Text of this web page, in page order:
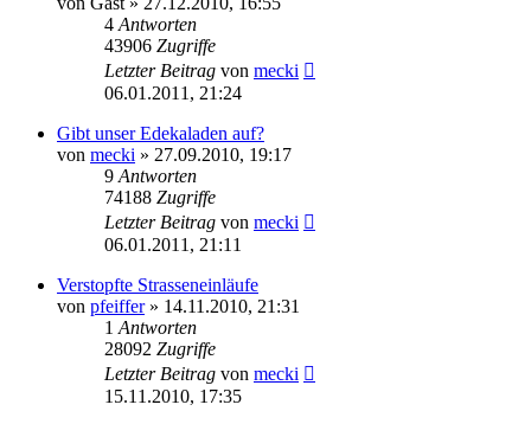
4 Antworten
43906 Zugriffe
Letzter Beitrag von mecki
06.01.2011, 21:24
Gibt unser Edekaladen auf?
von mecki » 27.09.2010, 19:17
9 Antworten
74188 Zugriffe
Letzter Beitrag von mecki
06.01.2011, 21:11
Verstopfte Strasseneinläufe
von pfeiffer» 14.11.2010, 21:31
1 Antworten
28092 Zugriffe
Letzter Beitrag von mecki
15.11.2010, 17:35